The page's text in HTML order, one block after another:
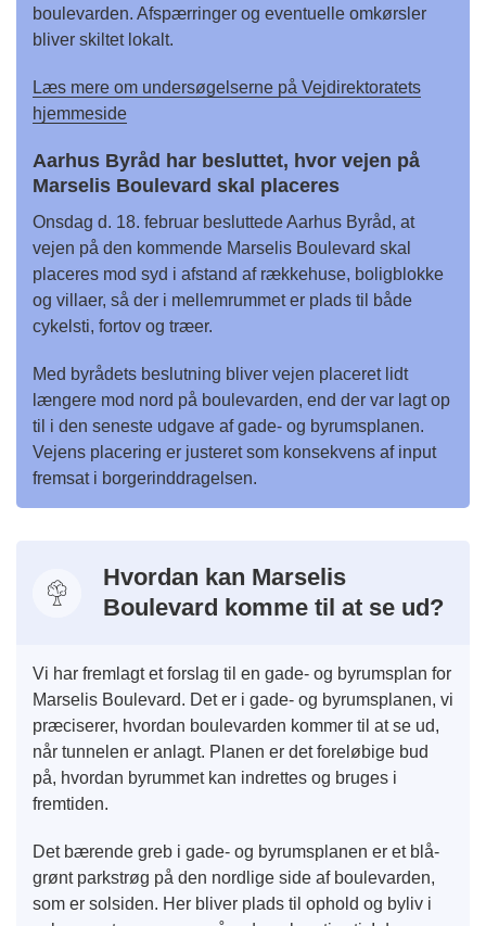
boulevarden. Afspærringer og eventuelle omkørsler
bliver skiltet lokalt.
Læs mere om undersøgelserne på Vejdirektoratets
hjemmeside
Aarhus Byråd har besluttet, hvor vejen på
Marselis Boulevard skal placeres
Onsdag d. 18. februar besluttede Aarhus Byråd, at
vejen på den kommende Marselis Boulevard skal
placeres mod syd i afstand af rækkehuse, boligblokke
og villaer, så der i mellemrummet er plads til både
cykelsti, fortov og træer.
Med byrådets beslutning bliver vejen placeret lidt
længere mod nord på boulevarden, end der var lagt op
til i den seneste udgave af gade- og byrumsplanen.
Vejens placering er justeret som konsekvens af input
fremsat i borgerinddragelsen.
Hvordan kan Marselis
Boulevard komme til at se ud?
Vi har fremlagt et forslag til en gade- og byrumsplan for
Marselis Boulevard. Det er i gade- og byrumsplanen, vi
præciserer, hvordan boulevarden kommer til at se ud,
når tunnelen er anlagt. Planen er det foreløbige bud
på, hvordan byrummet kan indrettes og bruges i
fremtiden.
Det bærende greb i gade- og byrumsplanen er et blå-
grønt parkstrøg på den nordlige side af boulevarden,
som er solsiden. Her bliver plads til ophold og byliv i